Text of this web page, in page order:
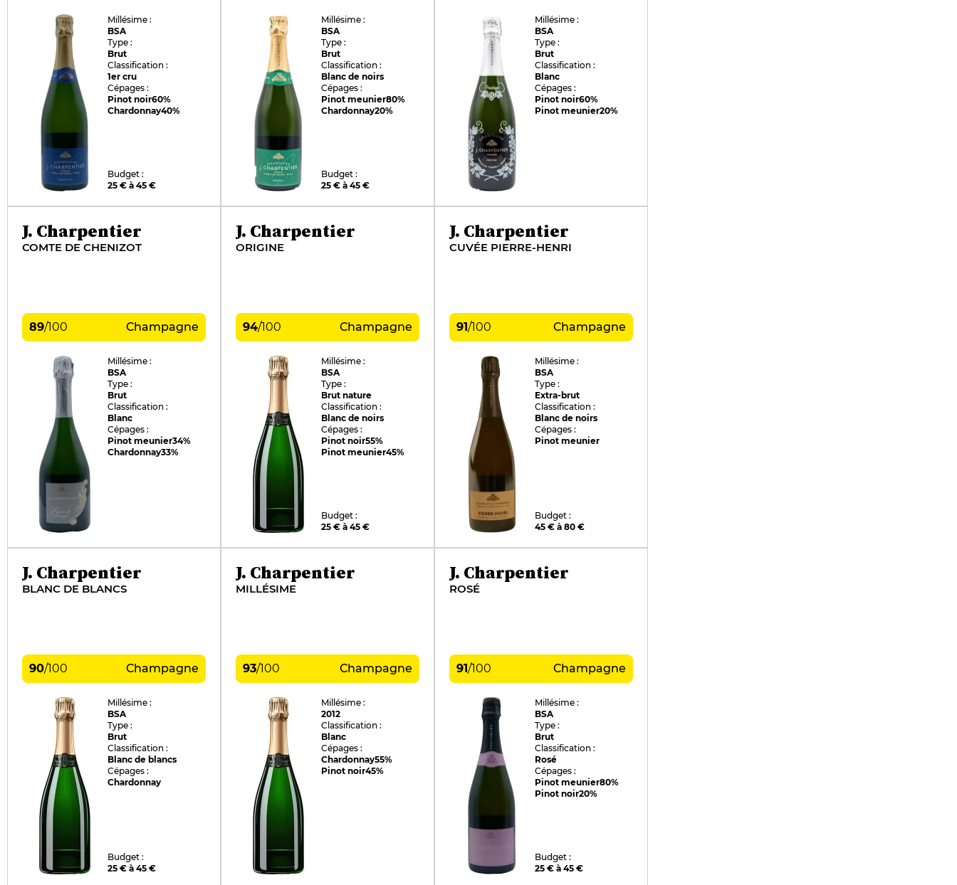
Millésime :
BSA
Type :
Brut
Classification :
1er cru
Cépages :
Pinot noir60%
Chardonnay40%
Budget :
25 € à 45 €
Millésime :
BSA
Type :
Brut
Classification :
Blanc de noirs
Cépages :
Pinot meunier80%
Chardonnay20%
Budget :
25 € à 45 €
Millésime :
BSA
Type :
Brut
Classification :
Blanc
Cépages :
Pinot noir60%
Pinot meunier20%
J. Charpentier
COMTE DE CHENIZOT
89/100 Champagne
Millésime :
BSA
Type :
Brut
Classification :
Blanc
Cépages :
Pinot meunier34%
Chardonnay33%
J. Charpentier
ORIGINE
94/100 Champagne
Millésime :
BSA
Type :
Brut nature
Classification :
Blanc de noirs
Cépages :
Pinot noir55%
Pinot meunier45%
Budget :
25 € à 45 €
J. Charpentier
CUVÉE PIERRE-HENRI
91/100 Champagne
Millésime :
BSA
Type :
Extra-brut
Classification :
Blanc de noirs
Cépages :
Pinot meunier
Budget :
45 € à 80 €
J. Charpentier
BLANC DE BLANCS
90/100 Champagne
Millésime :
BSA
Type :
Brut
Classification :
Blanc de blancs
Cépages :
Chardonnay
Budget :
25 € à 45 €
J. Charpentier
MILLÉSIME
93/100 Champagne
Millésime :
2012
Classification :
Blanc
Cépages :
Chardonnay55%
Pinot noir45%
J. Charpentier
ROSÉ
91/100 Champagne
Millésime :
BSA
Type :
Brut
Classification :
Rosé
Cépages :
Pinot meunier80%
Pinot noir20%
Budget :
25 € à 45 €